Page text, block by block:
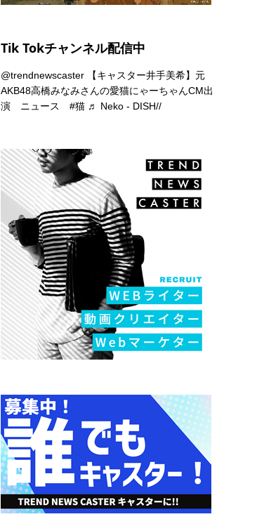
Tik Tokチャンネル配信中
@trendnewscaster 【キャスター井手美希】元
AKB48高橋みなみさんの愛猫にゃーちゃんCM出
演 ニュース#猫 ♬ Neko - DISH//